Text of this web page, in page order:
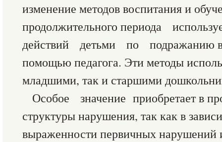
изменение методов воспитания и
продолжительного периода
действий детьми по подражанию
помощью педагога. Эти методы
младшими, так и старшими
Особое значение приобретает в
структуры нарушения, так как в
выраженности первичных нарушений